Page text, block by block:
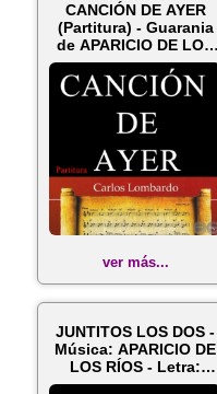
CANCIÓN DE AYER
(Partitura) - Guarania
de APARICIO DE LOS
RÍOS
ver más...
JUNTITOS LOS DOS -
Música: APARICIO DE
LOS RÍOS - Letra:
ÁNGEL BE...